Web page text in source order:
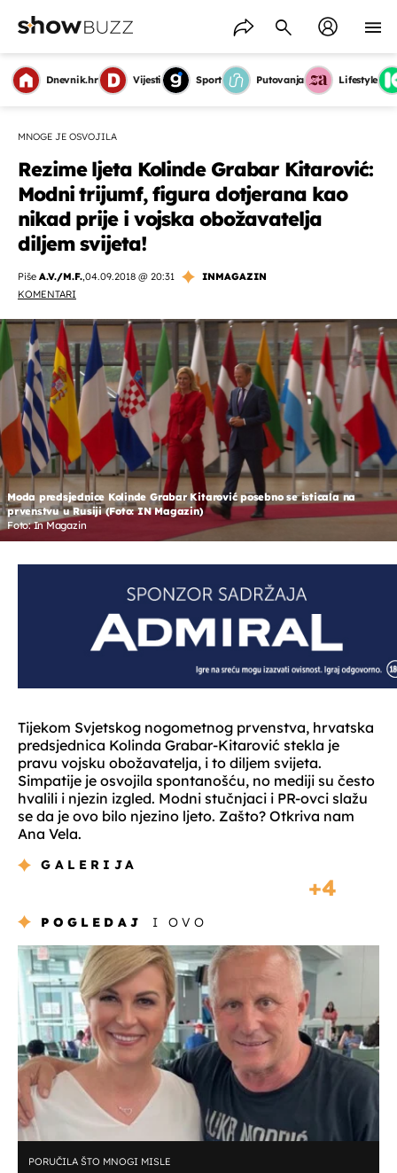
Dnevnik.hr Vijesti Sport Putovanja Lifestyle
MNOGE JE OSVOJILA
Rezime ljeta Kolinde Grabar Kitarović:
Modni trijumf, figura dotjerana kao
nikad prije i vojska obožavatelja
diljem svijeta!
Piše A.V./M.F.,04.09.2018 @ 20:31
INMAGAZIN
KOMENTARI
Moda predsjednice Kolinde Grabar Kitarović posebno se isticala na
prvenstvu u Rusiji (Foto: IN Magazin)
Foto: In Magazin
Tijekom Svjetskog nogometnog prvenstva, hrvatska
predsjednica Kolinda Grabar-Kitarović stekla je
pravu vojsku obožavatelja, i to diljem svijeta.
Simpatije je osvojila spontanošću, no mediji su često
hvalili i njezin izgled. Modni stučnjaci i PR-ovci slažu
se da je ovo bilo njezino ljeto. Zašto? Otkriva nam
Ana Vela.
GALERIJA
4
POGLEDAJ I OVO
PORUČILA ŠTO MNOGI MISLE
OMOGUĆI OBAVIJESTI